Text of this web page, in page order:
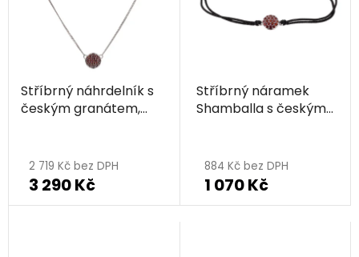
Stříbrný náhrdelník s
českým granátem,
2 719 Kč bez DPH
3 290 Kč
Stříbrný náramek
Shamballa s českým
hodnocení
produktu
je
884 Kč bez DPH
1 070 Kč